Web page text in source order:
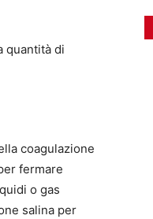
quantità di
coagulazione
fermare
o gas
salina per